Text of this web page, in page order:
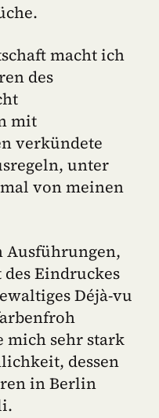
macht ich
des
mit
verkündete
unter
von meinen
Ausführungen,
Eindruckes
Déjà-vu
mich sehr stark
dessen
in Berlin